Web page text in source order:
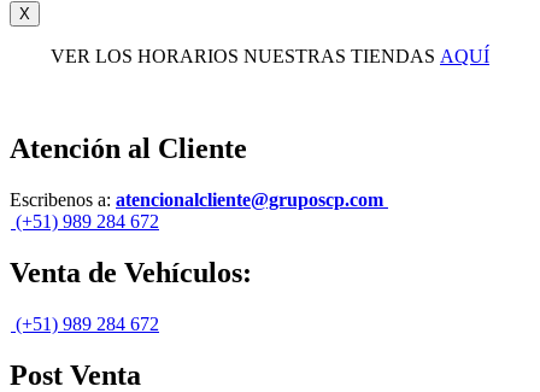
X
VER LOS HORARIOS NUESTRAS TIENDAS AQUÍ
Atención al Cliente
Escribenos a: atencionalcliente@gruposcp.com
(+51) 989 284 672
Venta de Vehículos:
(+51) 989 284 672
Post Venta